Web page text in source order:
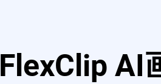
FlexClip AI